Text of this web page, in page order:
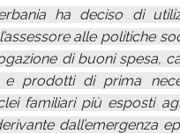
ha deciso di
alle politiche
di buoni spesa,
e prodotti di prima
familiari più esposti
dall’emergenza